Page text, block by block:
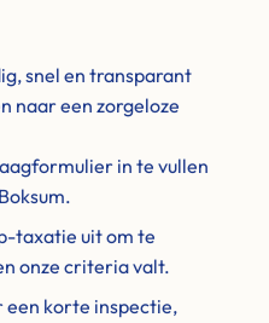
snel en transparant
naar een zorgeloze
in te vullen
taxatie uit om te
onze criteria valt.
een korte inspectie,